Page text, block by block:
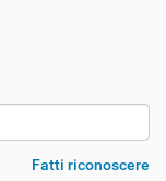
Fatti riconoscere